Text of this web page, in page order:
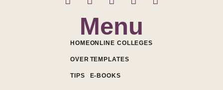
Menu
HOME
OVER
TIPS
ONLINE COLLEGES
TEMPLATES
E-BOOKS